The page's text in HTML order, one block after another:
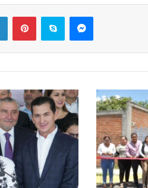
LinkedInPinterestSkype Messenger
#Tarímbaro
Ayto
Inaugura
Tres
Obras
En
Zona
Metropolitana